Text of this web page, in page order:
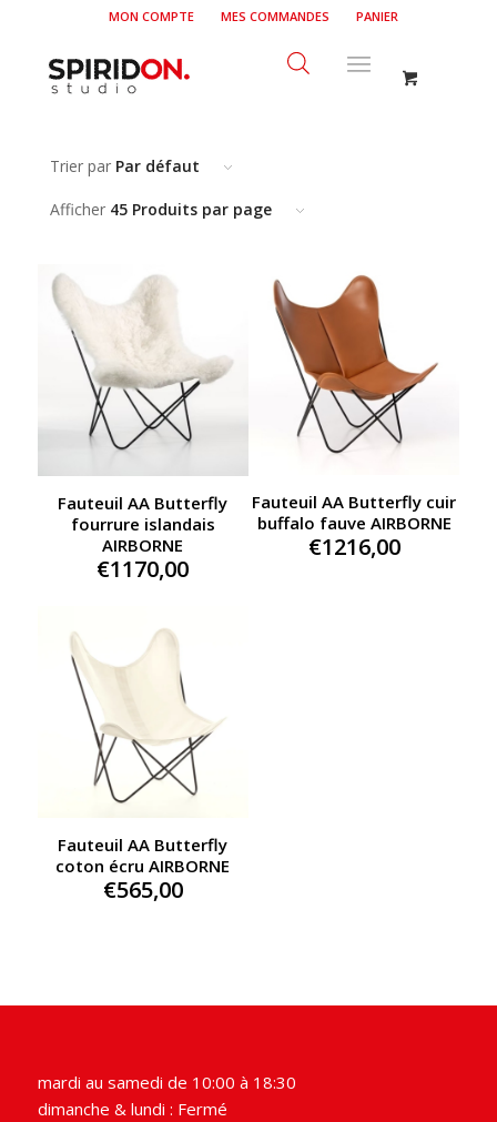
MON COMPTE MES COMMANDES PANIER
Trier par Par défaut
Afficher 45 Produits par page
Fauteuil AA Butterfly
fourrure islandais
AIRBORNE
€1170,00
Fauteuil AA Butterfly cuir
buffalo fauve AIRBORNE
€1216,00
Fauteuil AA Butterfly
coton écru AIRBORNE
€565,00
mardi au samedi de 10:00 à 18:30
dimanche & lundi : Fermé